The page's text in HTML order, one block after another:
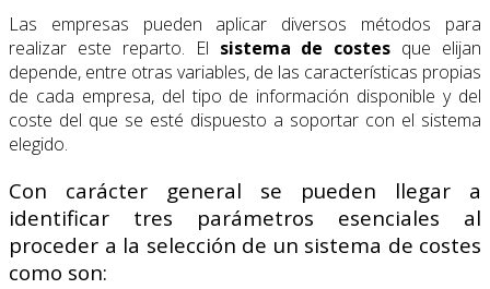
Las empresas pueden aplicar diversos métodos para
realizar este reparto. El sistema de costes que elijan
depende, entre otras variables, de las características propias
de cada empresa, del tipo de información disponible y del
coste del que se esté dispuesto a soportar con el sistema
elegido.
Con carácter general se pueden llegar a
identificar tres parámetros esenciales al
proceder a la selección de un sistema de costes
como son: